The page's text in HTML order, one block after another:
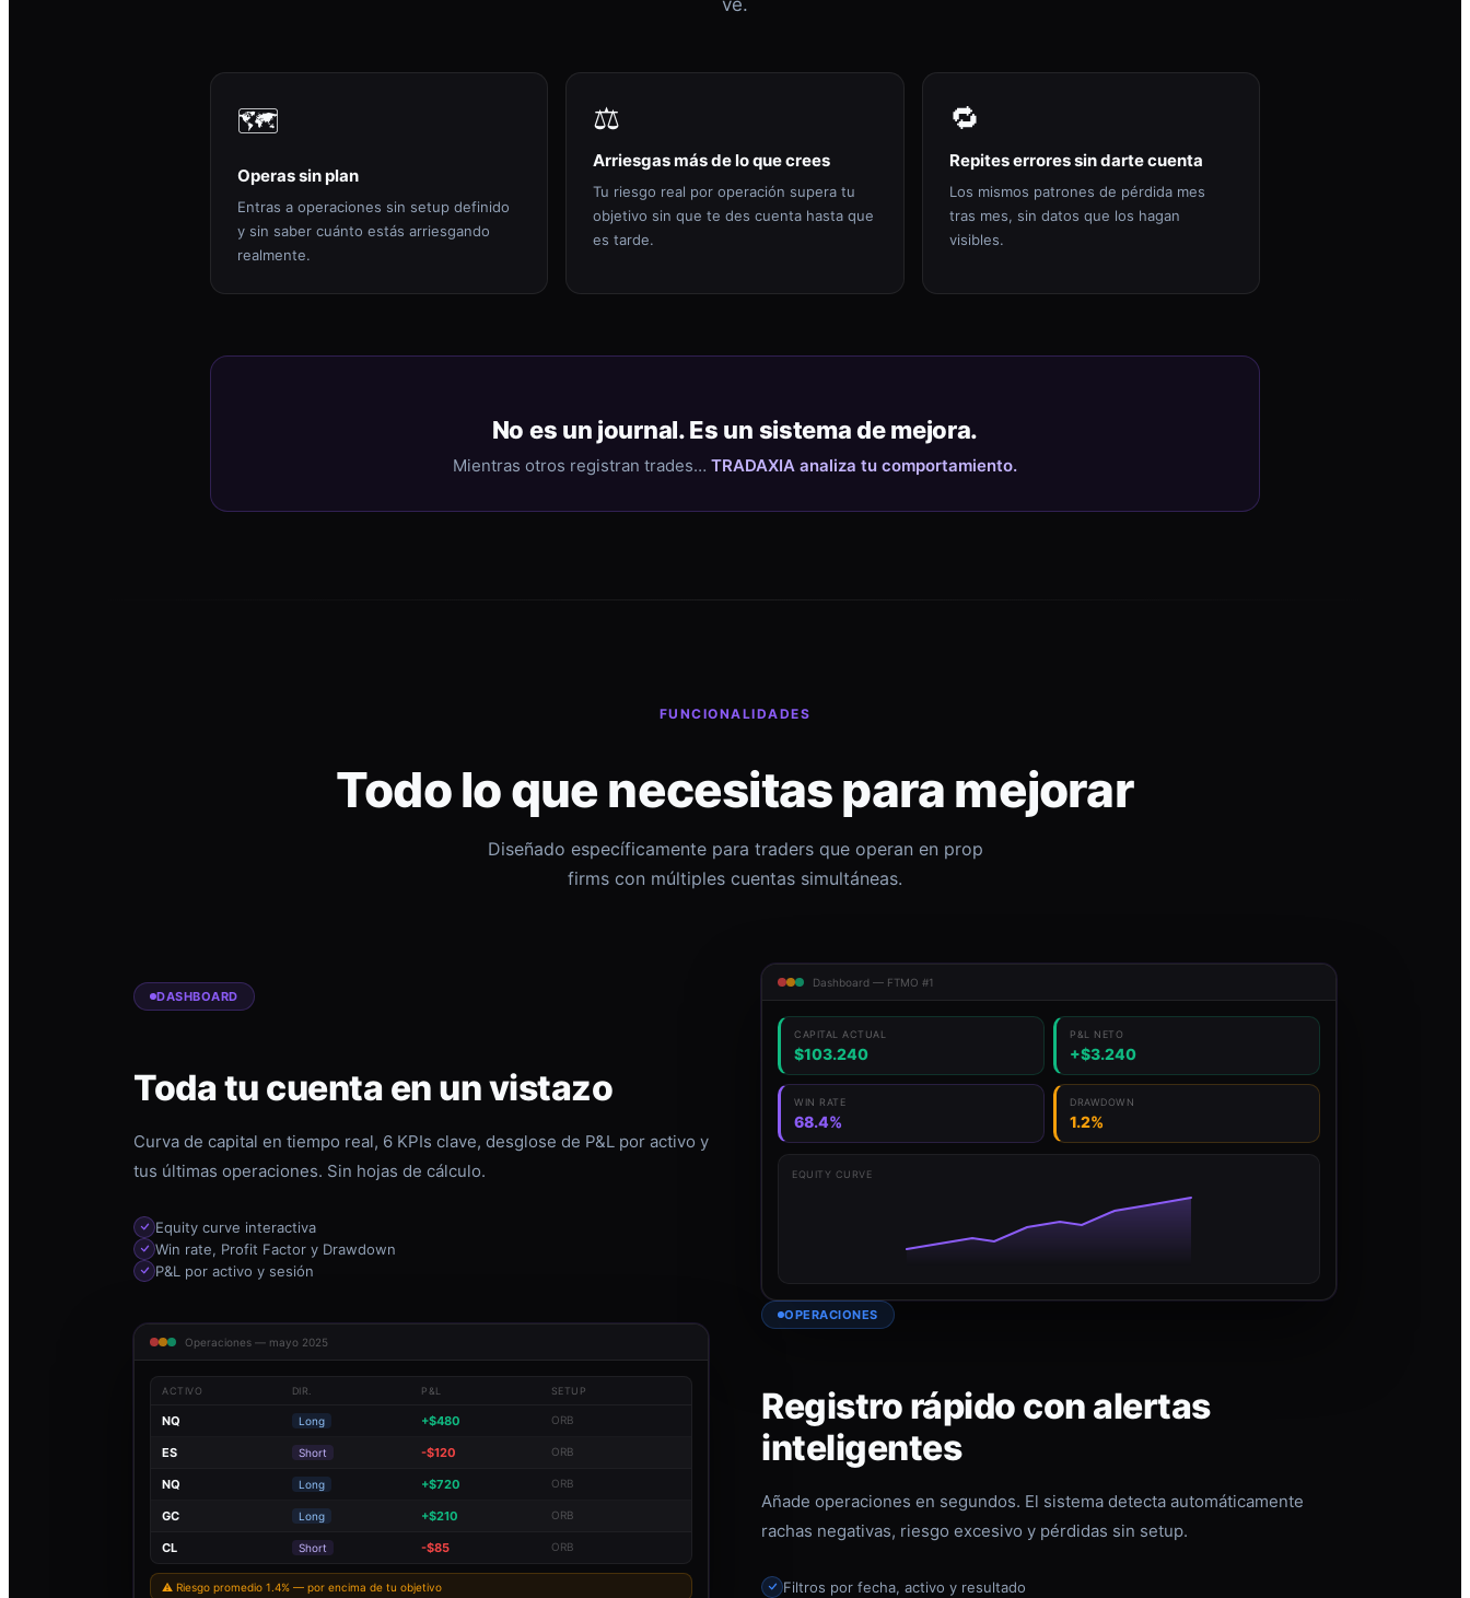
ve.
🗺️
Operas sin plan
Entras a operaciones sin setup definido
y sin saber cuánto estás arriesgando
realmente.
⚖️
Arriesgas más de lo que crees
Tu riesgo real por operación supera tu
objetivo sin que te des cuenta hasta que
es tarde.
🔁
Repites errores sin darte cuenta
Los mismos patrones de pérdida mes
tras mes, sin datos que los hagan
visibles.
No es un journal. Es un sistema de mejora.
Mientras otros registran trades… TRADAXIA analiza tu comportamiento.
FUNCIONALIDADES
Todo lo que necesitas para mejorar
Diseñado específicamente para traders que operan en prop
firms con múltiples cuentas simultáneas.
DASHBOARD
Toda tu cuenta en un vistazo
Curva de capital en tiempo real, 6 KPIs clave, desglose de P&L por activo y
tus últimas operaciones. Sin hojas de cálculo.
Equity curve interactiva
Win rate, Profit Factor y Drawdown
P&L por activo y sesión
Dashboard — FTMO #1
CAPITAL ACTUAL
$103.240
P&L NETO
+$3.240
WIN RATE
68.4%
DRAWDOWN
1.2%
EQUITY CURVE
Operaciones — mayo 2025
ACTIVO DIR. P&L SETUP
NQ Long +$480 ORB
ES Short -$120 ORB
NQ Long +$720 ORB
GC Long +$210 ORB
CL Short -$85 ORB
⚠ Riesgo promedio 1.4% — por encima de tu objetivo
OPERACIONES
Registro rápido con alertas
inteligentes
Añade operaciones en segundos. El sistema detecta automáticamente
rachas negativas, riesgo excesivo y pérdidas sin setup.
Filtros por fecha, activo y resultado